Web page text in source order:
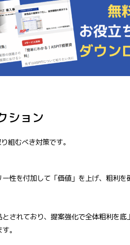
ション
組むべき対策です。
性を付加して「価値」を上げ、粗利を
されており、提案強化で全体粗利を
。